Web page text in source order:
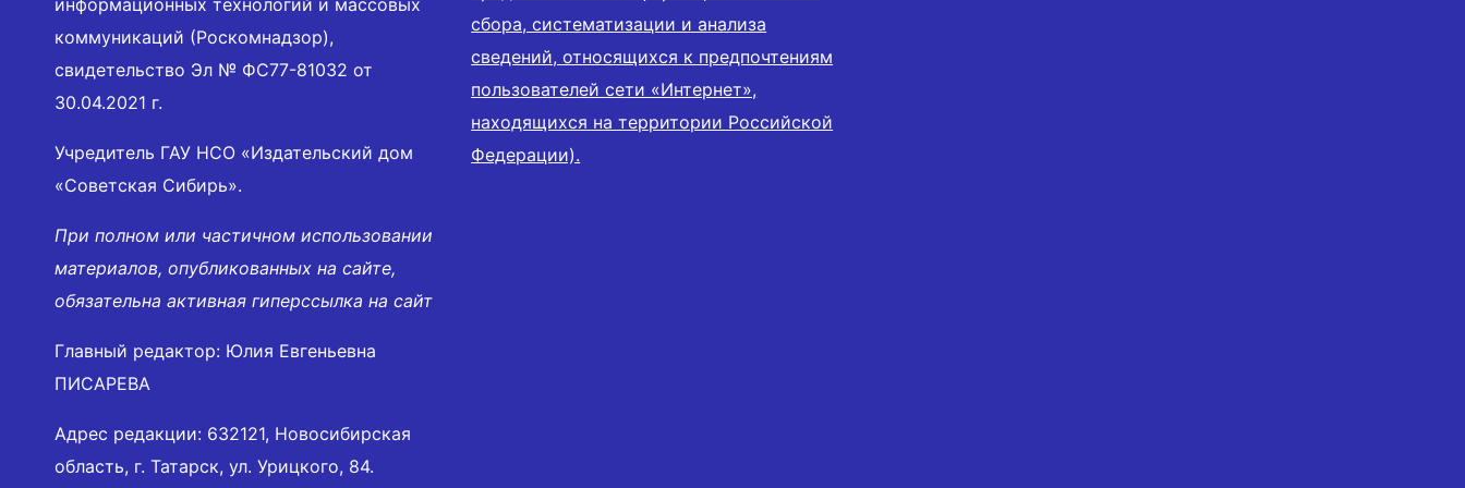
информационных технологий и массовых
коммуникаций (Роскомнадзор),
свидетельство Эл № ФС77-81032 от
30.04.2021 г.
Учредитель ГАУ НСО «Издательский дом
«Советская Сибирь».
При полном или частичном использовании
материалов, опубликованных на сайте,
обязательна активная гиперссылка на сайт
Главный редактор: Юлия Евгеньевна
ПИСАРЕВА
Адрес редакции: 632121, Новосибирская
область, г. Татарск, ул. Урицкого, 84.
сбора, систематизации и анализа
сведений, относящихся к предпочтениям
пользователей сети «Интернет»,
находящихся на территории Российской
Федерации).